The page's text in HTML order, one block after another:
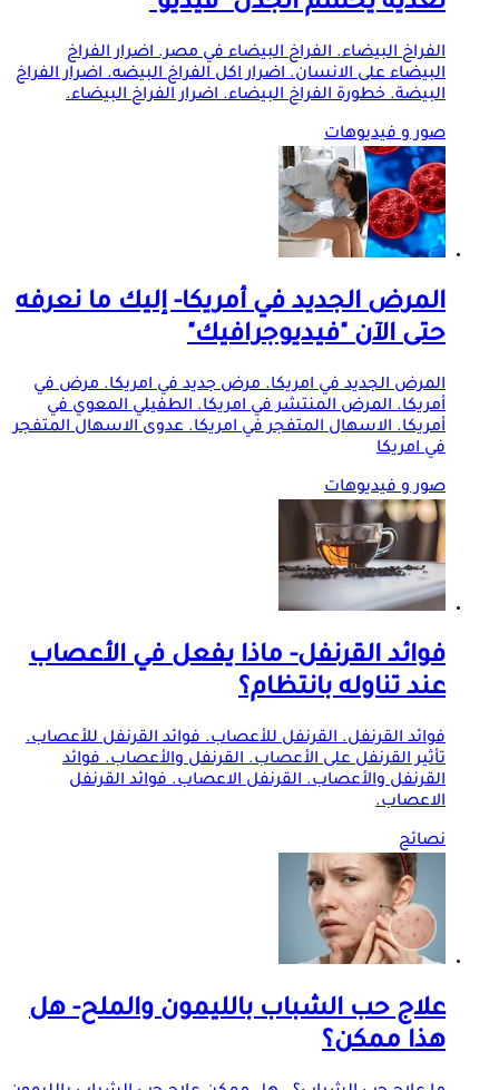
الفراخ البيضاء. الفراخ البيضاء في مصر. اضرار الفراخ
البيضاء على الانسان. اضرار اكل الفراخ البيضه. اضرار الفراخ
البيضة. خطورة الفراخ البيضاء. اضرار الفراخ البيضاء.
صور و فيديوهات
المرض الجديد في أمريكا- إليك ما نعرفه
حتى الآن "فيديوجرافيك"
المرض الجديد في امريكا. مرض جديد في امريكا. مرض في
أمريكا. المرض المنتشر في امريكا. الطفيلي المعوي في
أمريكا. الاسهال المتفجر في امريكا. عدوى الاسهال المتفجر
في امريكا
صور و فيديوهات
فوائد القرنفل- ماذا يفعل في الأعصاب
عند تناوله بانتظام؟
فوائد القرنفل. القرنفل للأعصاب. فوائد القرنفل للأعصاب.
تأثير القرنفل على الأعصاب. القرنفل والأعصاب. فوائد
القرنفل والأعصاب. القرنفل الاعصاب. فوائد القرنفل
الاعصاب.
نصائح
علاج حب الشباب بالليمون والملح- هل
هذا ممكن؟